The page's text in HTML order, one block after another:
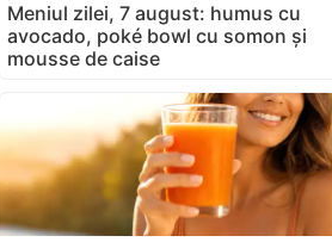
Meniul zilei, 7 august: humus cu
avocado, poké bowl cu somon și
mousse de caise